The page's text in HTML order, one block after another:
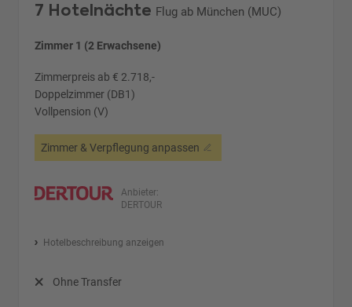
7 Hotelnächte Flug ab München (MUC)
Zimmer 1 (2 Erwachsene)
Zimmerpreis ab € 2.718,-
Doppelzimmer (DB1)
Vollpension (V)
Zimmer & Verpflegung anpassen
Anbieter:
DERTOUR
Hotelbeschreibung anzeigen
Ohne Transfer